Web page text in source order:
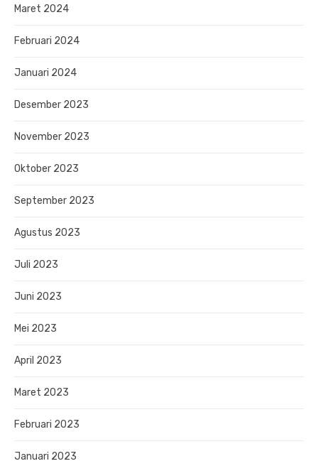
Maret 2024
Februari 2024
Januari 2024
Desember 2023
November 2023
Oktober 2023
September 2023
Agustus 2023
Juli 2023
Juni 2023
Mei 2023
April 2023
Maret 2023
Februari 2023
Januari 2023